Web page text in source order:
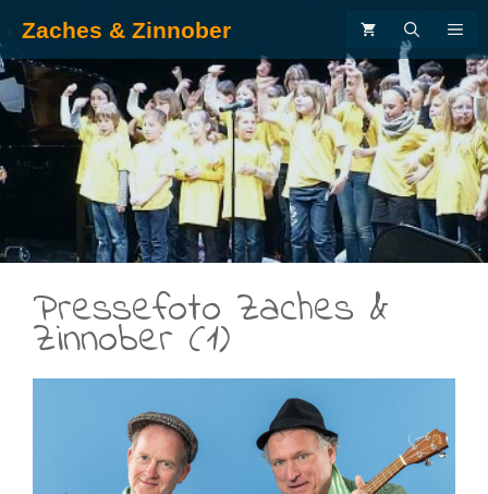
Inhalt
springen
Zaches & Zinnober
.
Pressefoto Zaches &
Zinnober (1)